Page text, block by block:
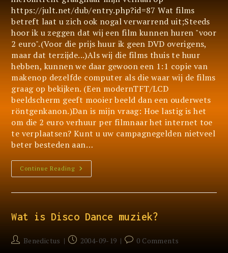
https://jult.net/dub/entry.php?id=87 Wat films
betreft laat u zich ook nogal verwarrend uit;Steeds
hoor ik u zeggen dat wij een film kunnen huren "voor
2 euro".(Voor die prijs huur ik geen DVD overigens,
maar dat terzijde...)Als wij die films thuis te huur
hebben, kunnen we daar gewoon een 1:1 copie van
makenop dezelfde computer als die waar wij de films
graag op bekijken. (Een modernTFT/LCD
beeldscherm geeft mooier beeld dan een ouderwets
röntgenkanon.)Dan is mijn vraag: Hoe lastig is het
om die 2 euro verhuur per filmnaar het internet toe
te verplaatsen? Kunt u uw campagnegelden nietveel
beter besteden aan…
Continue ReadingAlleen
Terroristen
Films
Wat is Disco Dance muziek?
PostBenedictus
Post2004-09-19
Post0 Comments